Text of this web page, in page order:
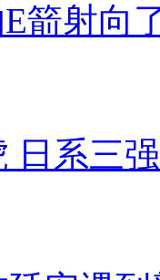
箭射向
日系三